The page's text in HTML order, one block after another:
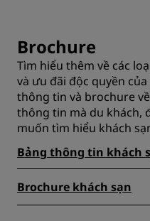
Brochure
Tìm hiểu thêm về các
và ưu đãi độc quyền
thông tin và brochure
thông tin mà du khách,
muốn tìm hiểu khách
Bảng thông tin khách
Brochure khách sạn